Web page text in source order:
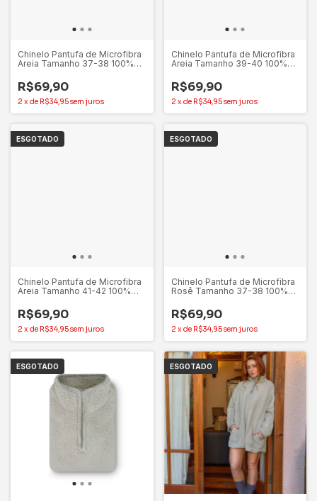
Chinelo Pantufa de Microfibra
Areia Tamanho 37-38 100%
R$69,90
2 xde R$34,95sem juros
Chinelo Pantufa de Microfibra
Areia Tamanho 39-40 100%
R$69,90
2 xde R$34,95sem juros
ESGOTADO
Chinelo Pantufa de Microfibra
Areia Tamanho 41-42 100%
R$69,90
2 x de R$34,95sem juros
ESGOTADO
Chinelo Pantufa de Microfibra
Rosê Tamanho 37-38 100%
R$69,90
2 x de R$34,95sem juros
ESGOTADO ESGOTADO